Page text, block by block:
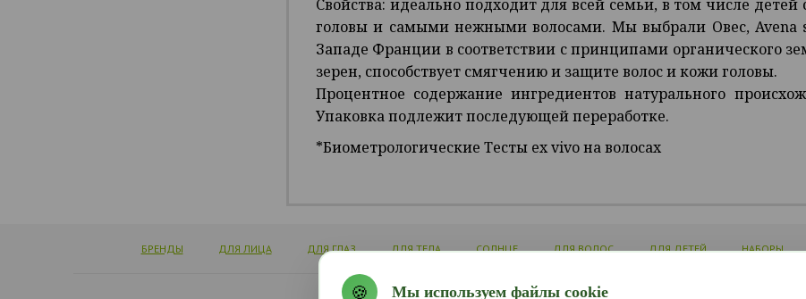
Свойства: идеально подходит для всей семьи, в том числе детей
головы и самыми нежными волосами. Мы выбрали Овес,
Западе Франции в соответствии с принципами органического
зерен, способствует смягчению и защите волос и кожи головы.
Процентное содержание ингредиентов натурального
Упаковка подлежит последующей переработке.
*Биометрологические Тесты ex vivo на волосах
БРЕНДЫ ДЛЯ ЛИЦА ДЛЯ ГЛАЗ ДЛЯ ТЕЛА СОЛНЦЕ ДЛЯ ВОЛОС ДЛЯ ДЕТЕЙ НАБОРЫ
🍪 Мы используем файлы cookie